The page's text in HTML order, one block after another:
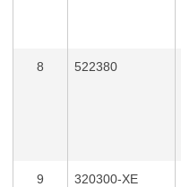
8 522380
9 320300-XE